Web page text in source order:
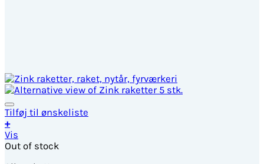
Tilføj til ønskeliste
+
Vis
Out of stock